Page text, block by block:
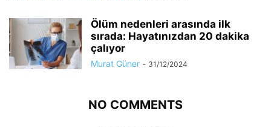
Ölüm nedenleri arasında ilk
sırada: Hayatınızdan 20 dakika
çalıyor
Murat Güner - 31/12/2024
NO COMMENTS